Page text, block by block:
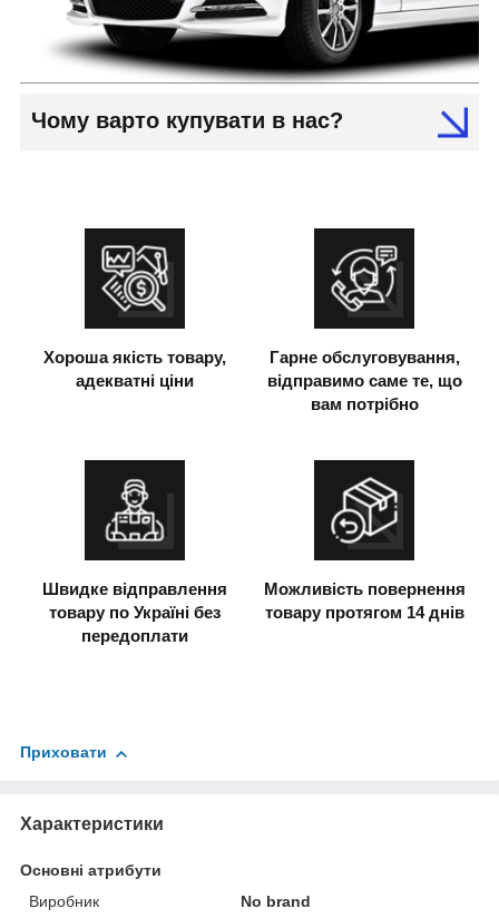
Чому варто купувати в нас?
Хороша якість товару,
адекватні ціни
Гарне обслуговування,
відправимо саме те, що
вам потрібно
Швидке відправлення
товару по Україні без
передоплати
Можливість повернення
товару протягом 14 днів
Приховати
Характеристики
Основні атрибути
Виробник
No brand